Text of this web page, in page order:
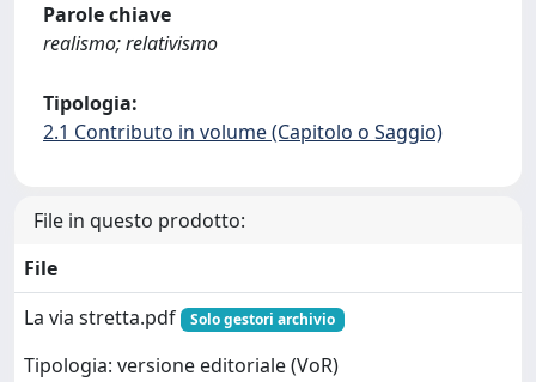
Parole chiave
realismo; relativismo
Tipologia:
2.1 Contributo in volume (Capitolo o Saggio)
File in questo prodotto:
File
La via stretta.pdf
Solo gestori archivio
Tipologia: versione editoriale (VoR)